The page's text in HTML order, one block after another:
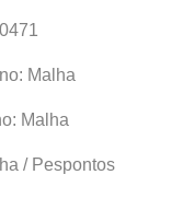
Malha
Malha
/ Pespontos